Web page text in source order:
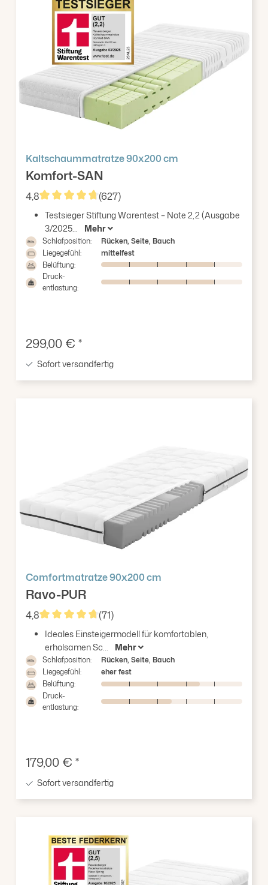
Kaltschaummatratze 90x200 cm
Komfort-SAN
4,8
Durchschnittliche Bewertung von 4.8 von 5
(627)
Testsieger Stiftung Warentest – Note 2,2 (Ausgabe
3/2025...
Mehr
Schlafposition:
Rücken, Seite, Bauch
Liegegefühl:
mittelfest
Belüftung:
Druck-
entlastung:
Verkaufspreis:
299,00 € *
Sofort versandfertig
Comfortmatratze 90x200 cm
Ravo-PUR
4,8
Durchschnittliche Bewertung von 4.85 von 5
(71)
Ideales Einsteigermodell für komfortablen,
erholsamen Sc...
Mehr
Schlafposition:
Rücken, Seite, Bauch
Liegegefühl:
eher fest
Belüftung:
Druck-
entlastung:
Verkaufspreis:
179,00 € *
Sofort versandfertig